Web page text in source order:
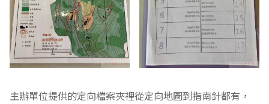
主辦單位提供的定向檔案夾裡從定向地圖到指南針都有，